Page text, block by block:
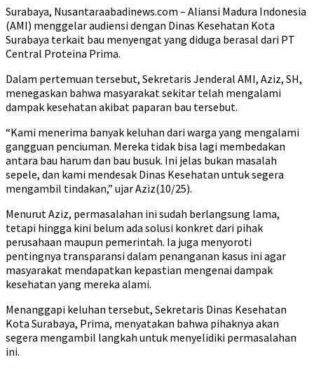
Surabaya, Nusantaraabadinews.com – Aliansi Madura Indonesia
(AMI) menggelar audiensi dengan Dinas Kesehatan Kota
Surabaya terkait bau menyengat yang diduga berasal dari PT
Central Proteina Prima.
Dalam pertemuan tersebut, Sekretaris Jenderal AMI, Aziz, SH,
menegaskan bahwa masyarakat sekitar telah mengalami
dampak kesehatan akibat paparan bau tersebut.
“Kami menerima banyak keluhan dari warga yang mengalami
gangguan penciuman. Mereka tidak bisa lagi membedakan
antara bau harum dan bau busuk. Ini jelas bukan masalah
sepele, dan kami mendesak Dinas Kesehatan untuk segera
mengambil tindakan,” ujar Aziz(10/25).
Menurut Aziz, permasalahan ini sudah berlangsung lama,
tetapi hingga kini belum ada solusi konkret dari pihak
perusahaan maupun pemerintah. Ia juga menyoroti
pentingnya transparansi dalam penanganan kasus ini agar
masyarakat mendapatkan kepastian mengenai dampak
kesehatan yang mereka alami.
Menanggapi keluhan tersebut, Sekretaris Dinas Kesehatan
Kota Surabaya, Prima, menyatakan bahwa pihaknya akan
segera mengambil langkah untuk menyelidiki permasalahan
ini.